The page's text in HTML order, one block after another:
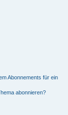
Abonnements für ein
abonnieren?